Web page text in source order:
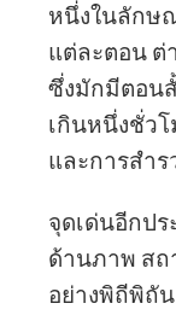
หนึ่งในลักษ
แต่ละตอน ต่
ซึ่งมักมีตอน
เกินหนึ่งชั่ว
และการสำ
จุดเด่นอีกป
ด้านภาพ สถ
อย่างพิถีพิถั